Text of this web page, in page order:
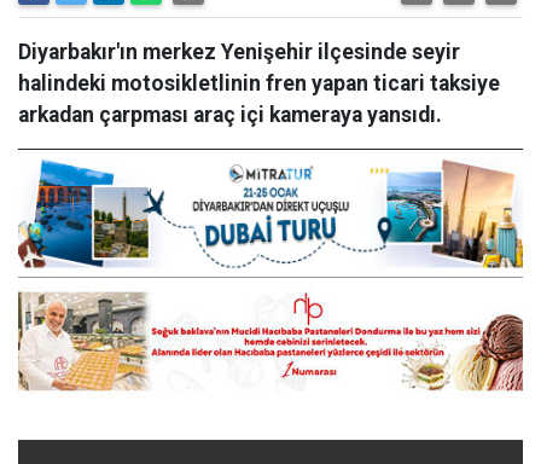
Diyarbakır'ın merkez Yenişehir ilçesinde seyir
halindeki motosikletlinin fren yapan ticari taksiye
arkadan çarpması araç içi kameraya yansıdı.